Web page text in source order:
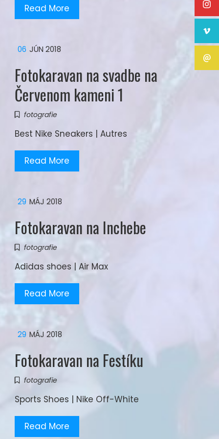
Read More
06 JÚN 2018
Fotokaravan na svadbe na
Červenom kameni 1
fotografie
Best Nike Sneakers | Autres
Read More
29 MÁJ 2018
Fotokaravan na Inchebe
fotografie
Adidas shoes | Air Max
Read More
29 MÁJ 2018
Fotokaravan na Festíku
fotografie
Sports Shoes | Nike Off-White
Read More